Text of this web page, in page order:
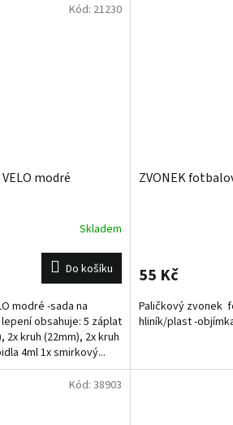
VELO modré
Skladem
Do košíku
modré -sada na
obsahuje: 5 záplat
2x kruh (22mm), 2x kruh
4ml 1x smirkový...
Kód: 21230
ZVONEK
55 Kč
Paličkový zvonek
hliník/plast -
Kód: 38903